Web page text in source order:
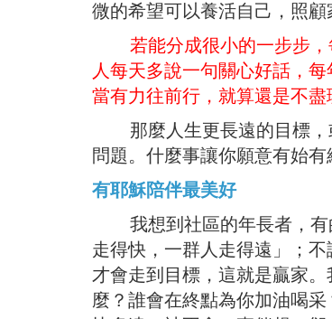
微的希望可以養活自己，照顧
若能分成很小的一步步
人每天多說一句關心好話，
當有力往前行，就算還是不盡
那麼人生更長遠的目標，
問題。什麼事讓你願意有始有
有耶穌陪伴最美好
我想到社區的年長者，有
走得快，一群人走得遠」；
才會走到目標，這就是贏家
麼？誰會在終點為你加油喝